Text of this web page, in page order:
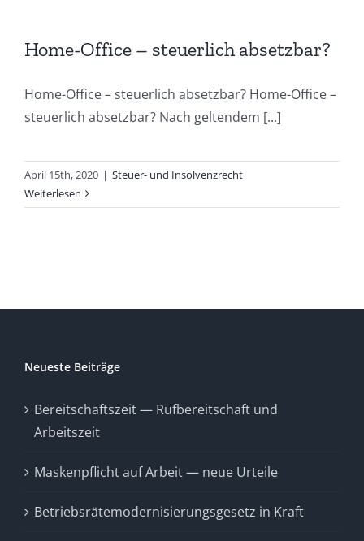
Home-Office – steuerlich absetzbar?
Home-Office – steuerlich absetzbar? Home-Office –
steuerlich absetzbar? Nach geltendem [...]
April 15th, 2020 | Steuer- und Insolvenzrecht
Weiterlesen
Neueste Beiträge
Bereitschaftszeit — Rufbereitschaft und
Arbeitszeit
Maskenpflicht auf Arbeit — neue Urteile
Betriebsrätemodernisierungsgesetz in Kraft